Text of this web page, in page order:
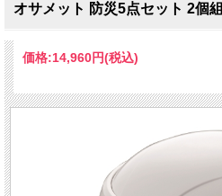
オサメット 防災5点セット 2個組
価格:14,960円(税込)